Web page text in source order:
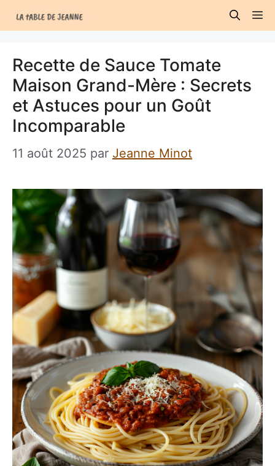
au
Recette de Sauce Tomate
Maison Grand-Mère : Secrets
et Astuces pour un Goût
Incomparable
11 août 2025 par Jeanne Minot